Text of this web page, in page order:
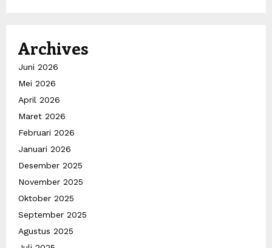
Archives
Juni 2026
Mei 2026
April 2026
Maret 2026
Februari 2026
Januari 2026
Desember 2025
November 2025
Oktober 2025
September 2025
Agustus 2025